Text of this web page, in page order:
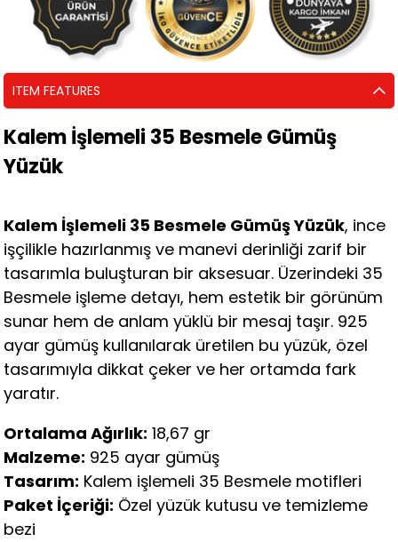
ITEM FEATURES
Kalem İşlemeli 35 Besmele Gümüş
Yüzük
Kalem İşlemeli 35 Besmele Gümüş Yüzük, ince
işçilikle hazırlanmış ve manevi derinliği zarif bir
tasarımla buluşturan bir aksesuar. Üzerindeki 35
Besmele işleme detayı, hem estetik bir görünüm
sunar hem de anlam yüklü bir mesaj taşır. 925
ayar gümüş kullanılarak üretilen bu yüzük, özel
tasarımıyla dikkat çeker ve her ortamda fark
yaratır.
Ortalama Ağırlık: 18,67 gr
Malzeme: 925 ayar gümüş
Tasarım: Kalem işlemeli 35 Besmele motifleri
Paket İçeriği: Özel yüzük kutusu ve temizleme
bezi